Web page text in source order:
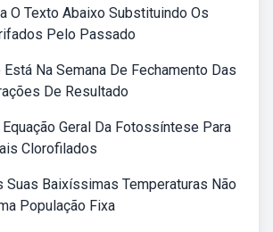
O Texto Abaixo Substituindo Os
Pelo Passado
Na Semana De Fechamento Das
De Resultado
Geral Da Fotossíntese Para
Clorofilados
Suas Baixíssimas Temperaturas Não
População Fixa